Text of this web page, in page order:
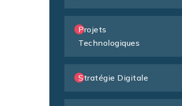
Projets
Technologiques
Stratégie Digitale